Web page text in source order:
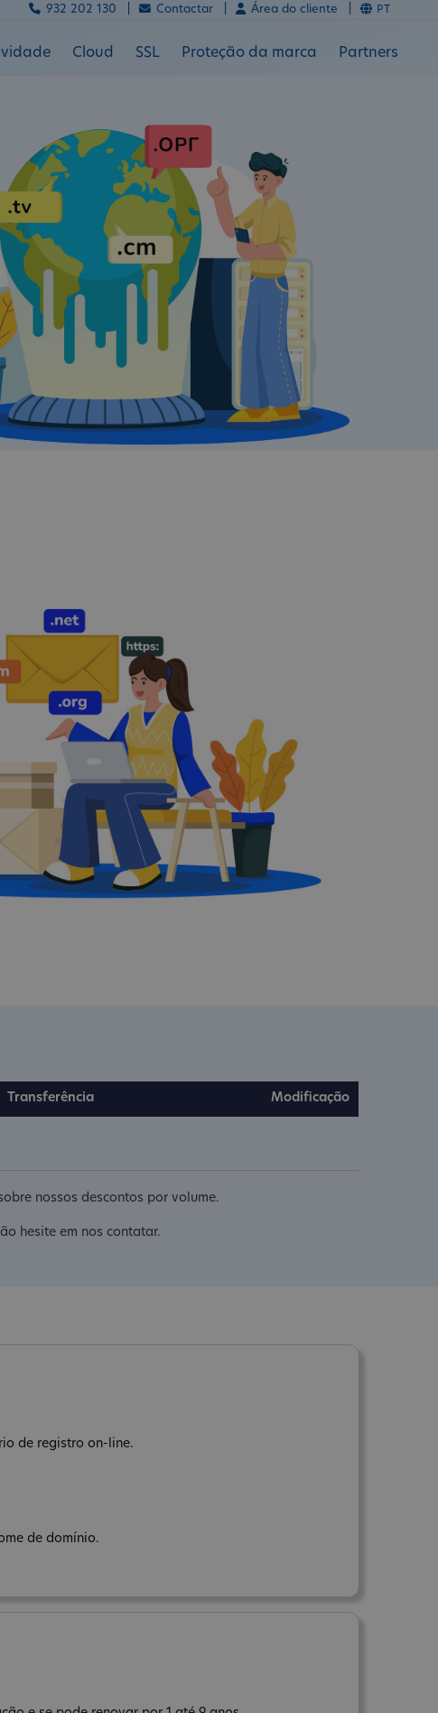
Cloud SSL Proteção da marca Partners
932 202 130 | Contactar | Área do cliente | PT
Transferência Modificação
nossos descontos por volume.
hesite em nos contatar.
de registro on-line.
de domínio.